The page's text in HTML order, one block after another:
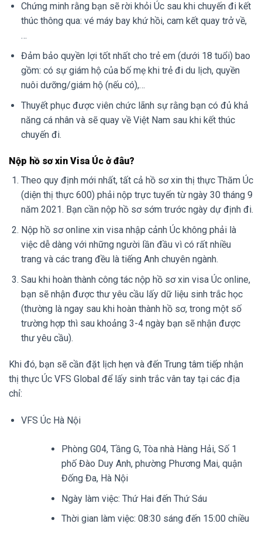
Chứng minh rằng bạn sẽ rời khỏi Úc sau khi chuyến đi kết
thúc thông qua: vé máy bay khứ hồi, cam kết quay trở về,
…
Đảm bảo quyền lợi tốt nhất cho trẻ em (dưới 18 tuổi) bao
gồm: có sự giám hộ của bố mẹ khi trẻ đi du lịch, quyền
nuôi dưỡng/giám hộ (nếu có),…
Thuyết phục được viên chức lãnh sự rằng bạn có đủ khả
năng cá nhân và sẽ quay về Việt Nam sau khi kết thúc
chuyến đi.
Nộp hồ sơ xin Visa Úc ở đâu?
Theo quy định mới nhất, tất cả hồ sơ xin thị thực Thăm Úc
(diện thị thực 600) phải nộp trực tuyến từ ngày 30 tháng 9
năm 2021. Bạn cần nộp hồ sơ sớm trước ngày dự định đi.
Nộp hồ sơ online xin visa nhập cảnh Úc không phải là
việc dễ dàng với những người lần đầu vì có rất nhiều
trang và các trang đều là tiếng Anh chuyên ngành.
Sau khi hoàn thành công tác nộp hồ sơ xin visa Úc online,
bạn sẽ nhận được thư yêu cầu lấy dữ liệu sinh trắc học
(thường là ngay sau khi hoàn thành hồ sơ, trong một số
trường hợp thì sau khoảng 3-4 ngày bạn sẽ nhận được
thư yêu cầu).
Khi đó, bạn sẽ cần đặt lịch hẹn và đến Trung tâm tiếp nhận
thị thực Úc VFS Global để lấy sinh trắc vân tay tại các địa
chỉ:
VFS Úc Hà Nội
Phòng G04, Tầng G, Tòa nhà Hàng Hải, Số 1
phố Đào Duy Anh, phường Phương Mai, quận
Đống Đa, Hà Nội
Ngày làm việc: Thứ Hai đến Thứ Sáu
Thời gian làm việc: 08:30 sáng đến 15:00 chiều